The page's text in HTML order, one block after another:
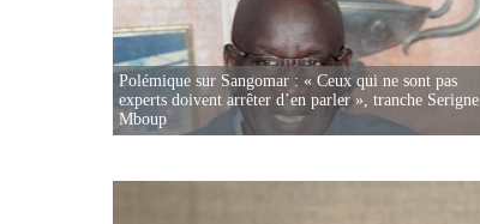
Polémique sur Sangomar : « Ceux qui ne sont pas
experts doivent arrêter d’en parler », tranche Serigne
Mboup